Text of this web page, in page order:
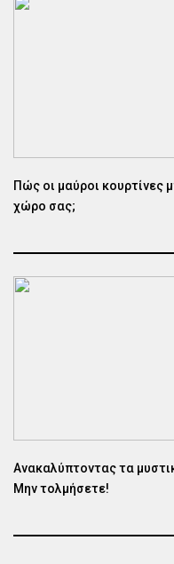
Πώς οι μαύροι
χώρο σας;
Ανακαλύπτοντας τα
Μην τολμήσετε!